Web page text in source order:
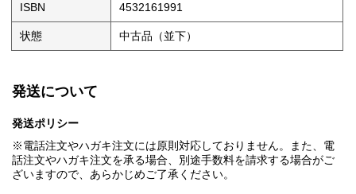
ISBN 4532161991
状態 中古品（並下）
発送について
発送ポリシー
※電話注文やハガキ注文には原則対応しておりません。また、電
話注文やハガキ注文を承る場合、別途手数料を請求する場合がご
ざいますので、あらかじめご了承ください。